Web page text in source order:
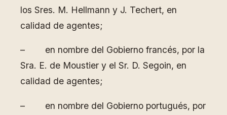
los Sres. M. Hellmann y J. Techert, en
calidad de agentes;
– en nombre del Gobierno francés, por la
Sra. E. de Moustier y el Sr. D. Segoin, en
calidad de agentes;
– en nombre del Gobierno portugués, por